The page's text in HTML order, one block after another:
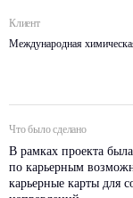
Клиент
Международная
Что было сделано
В рамках проекта
по карьерным
карьерные карты для